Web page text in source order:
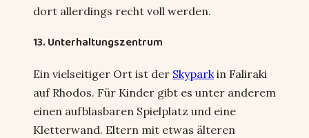
dort allerdings recht voll werden.
13. Unterhaltungszentrum
Ein vielseitiger Ort ist der Skyparkin Faliraki
auf Rhodos. Für Kinder gibt es unter anderem
einen aufblasbaren Spielplatz und eine
Kletterwand. Eltern mit etwas älteren